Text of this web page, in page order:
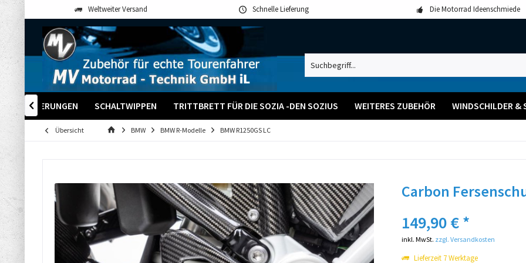
Weltweiter Versand Schnelle Lieferung Die Motorrad Ideenschmiede
HALTERUNGEN SCHALTWIPPEN TRITTBRETT FÜR DIE SOZIA -DEN SOZIUS WEITERES ZUBEHÖR WINDSCHILDER &

Übersicht BMW BMW R-Modelle BMW R1250GS LC
Carbon
149,90 € *
inkl. MwSt. zzgl. Versandkosten
Lieferzeit 7 Werktage